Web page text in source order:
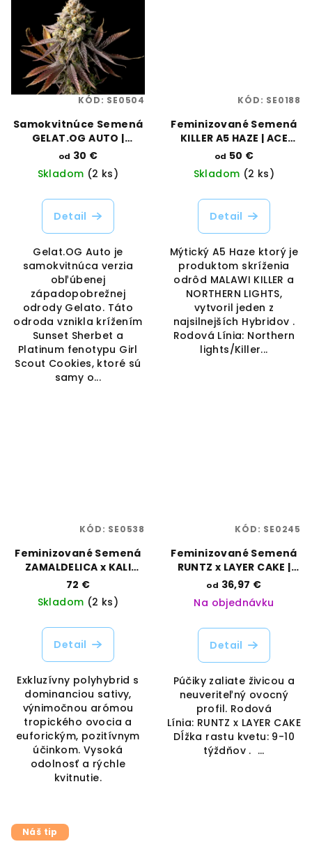
Samokvitnúce Semená
GELAT.OG AUTO |
SEEDSMAN SEEDS
od 30 €
Skladom (2 ks)
Detail
Gelat.OG Auto je
samokvitnúca verzia
obľúbenej
západopobrežnej
odrody Gelato. Táto
odroda vznikla krížením
Sunset Sherbet a
Platinum fenotypu Girl
Scout Cookies, ktoré sú
samy o...
KÓD: SE0504
Feminizované Semená
KILLER A5 HAZE | ACE
SEEDS
od 50 €
Skladom (2 ks)
Detail
Mýtický A5 Haze ktorý je
produktom skríženia
odrôd MALAWI KILLER a
NORTHERN LIGHTS,
vytvoril jeden z
najsilnejších Hybridov .
Rodová Línia: Northern
lights/Killer...
KÓD: SE0188
Feminizované Semená
ZAMALDELICA x KALI
CHINA | ACE SEEDS
72 €
Skladom (2 ks)
Detail
Exkluzívny polyhybrid s
dominanciou sativy,
výnimočnou arómou
tropického ovocia a
euforickým, pozitívnym
účinkom. Vysoká
odolnosť a rýchle
kvitnutie.
KÓD: SE0538
Feminizované Semená
RUNTZ x LAYER CAKE |
BARNEYS FARM
od 36,97 €
Na objednávku
Detail
Púčiky zaliate živicou a
neuveriteľný ovocný
profil. Rodová
Línia: RUNTZ x LAYER CAKE
Dĺžka rastu kvetu: 9-10
týždňov . ...
KÓD: SE0245
Náš tip